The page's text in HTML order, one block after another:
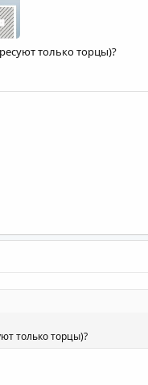
только торцы)?
только торцы)?